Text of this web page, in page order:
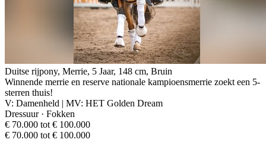
Duitse rijpony, Merrie, 5 Jaar, 148 cm, Bruin
Winnende merrie en reserve nationale kampioensmerrie zoekt een 5-
sterren thuis!
V: Damenheld | MV: HET Golden Dream
Dressuur · Fokken
€ 70.000 tot € 100.000
€ 70.000 tot € 100.000